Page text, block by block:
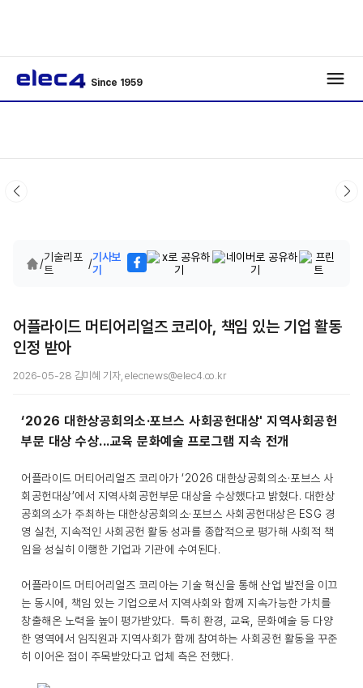
Since 1959
/기술리포
트
/기사보
기
어플라이드 머티어리얼즈 코리아, 책임 있는 기업 활동
인정 받아
2026-05-28 김미혜 기자, elecnews@elec4.co.kr
‘2026 대한상공회의소·포브스 사회공헌대상' 지역사회공헌
부문 대상 수상...교육 문화예술 프로그램 지속 전개
어플라이드 머티어리얼즈 코리아가 ‘2026 대한상공회의소·포브스 사
회공헌대상’에서 지역사회공헌부문 대상을 수상했다고 밝혔다. 대한상
공회의소가 주최하는 대한상공회의소·포브스 사회공헌대상은 ESG 경
영 실천, 지속적인 사회공헌 활동 성과를 종합적으로 평가해 사회적 책
임을 성실히 이행한 기업과 기관에 수여된다.
어플라이드 머티어리얼즈 코리아는 기술 혁신을 통해 산업 발전을 이끄
는 동시에, 책임 있는 기업으로서 지역사회와 함께 지속가능한 가치를
창출해온 노력을 높이 평가받았다. 특히 환경, 교육, 문화예술 등 다양
한 영역에서 임직원과 지역사회가 함께 참여하는 사회공헌 활동을 꾸준
히 이어온 점이 주목받았다고 업체 측은 전했다.